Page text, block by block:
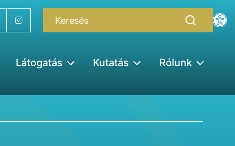
Látogatás Kutatás
Rólunk